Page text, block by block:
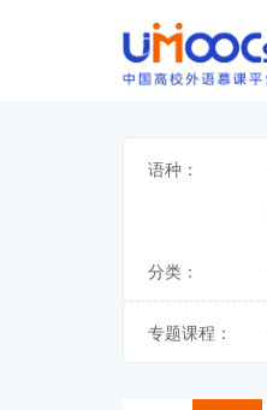
语种：
分类：
专题课程：